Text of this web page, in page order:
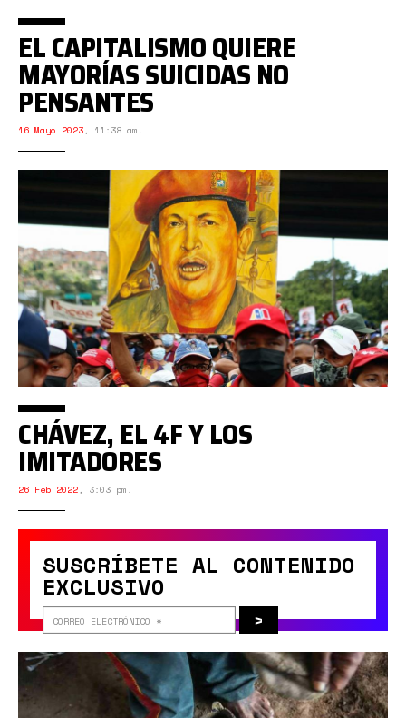
EL CAPITALISMO QUIERE
MAYORÍAS SUICIDAS NO
PENSANTES
16 Mayo 2023, 11:38 am.
SUSCRÍBETE AL CONTENIDO
EXCLUSIVO
>
CHÁVEZ, EL 4F Y LOS
IMITADORES
26 Feb 2022, 3:03 pm.